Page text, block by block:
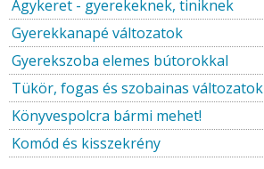
Ágykeret - gyerekeknek, tiniknek
Gyerekkanapé változatok
Gyerekszoba elemes bútorokkal
Tükör, fogas és szobainas változatok
Könyvespolcra bármi mehet!
Komód és kisszekrény